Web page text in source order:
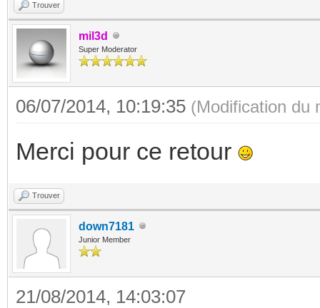
Trouver
mil3d
Super Moderator
06/07/2014, 10:19:35 (Modification du
Merci pour ce retour
Trouver
down7181
Junior Member
21/08/2014, 14:03:07